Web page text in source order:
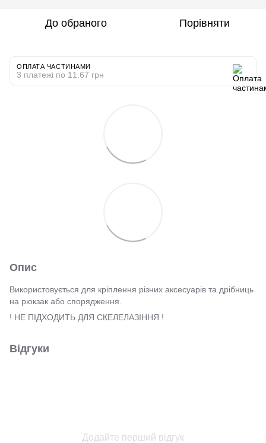
До обраного Порівняти
ОПЛАТА ЧАСТИНАМИ
3 платежі по 11.67 грн
Опис
Використовується для кріплення різних аксесуарів та дрібниць
на рюкзак або спорядження.
! НЕ ПІДХОДИТЬ ДЛЯ СКЕЛЕЛАЗІННЯ !
Відгуки
Додайте перший відгук